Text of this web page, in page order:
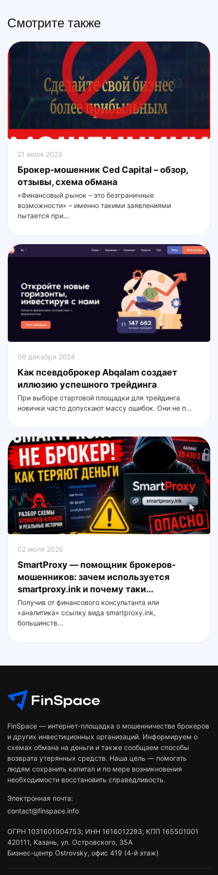
Смотрите также
21 июля 2023
Брокер-мошенник Ced Capital – обзор,
отзывы, схема обмана
«Финансовый рынок – это безграничные
возможности» – именно такими заявлениями
пытается при...
06 декабря 2024
Как псевдоброкер Abqalam создает
иллюзию успешного трейдинга
При выборе стартовой площадки для трейдинга
новички часто допускают массу ошибок. Они не п...
02 июля 2026
SmartProxy — помощник брокеров-
мошенников: зачем используется
smartproxy.ink и почему таки...
Получив от финансового консультанта или
«аналитика» ссылку вида smartproxy.ink,
большинств...
FinSpace — интернет-площадка о мошенничестве брокеров
и других инвестиционных организаций. Информируем о
схемах обмана на деньги и также сообщаем способы
возврата утерянных средств. Наша цель — помогать
людям сохранить капитал и по мере возникновения
необходимости восстановить справедливость.
Электронная почта:
contact@finspace.info
ОГРН 1031601004753; ИНН 1616012293; КПП 165501001
420111, Казань, ул. Островского, 35А
Бизнес-центр Ostrovsky, офис 419 (4-й этаж)